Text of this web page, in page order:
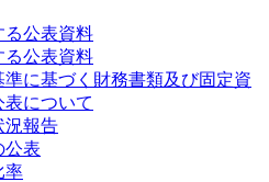
る公表資料
る公表資料
準に基づく財務書類及び固定資
表について
況報告
公表
率